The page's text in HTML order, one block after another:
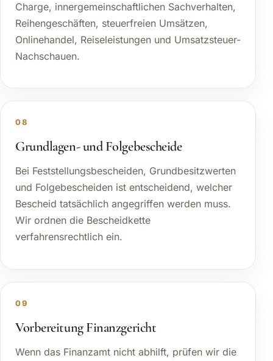
Charge, innergemeinschaftlichen Sachverhalten,
Reihengeschäften, steuerfreien Umsätzen,
Onlinehandel, Reiseleistungen und Umsatzsteuer-
Nachschauen.
08
Grundlagen- und Folgebescheide
Bei Feststellungsbescheiden, Grundbesitzwerten
und Folgebescheiden ist entscheidend, welcher
Bescheid tatsächlich angegriffen werden muss.
Wir ordnen die Bescheidkette
verfahrensrechtlich ein.
09
Vorbereitung Finanzgericht
Wenn das Finanzamt nicht abhilft, prüfen wir die